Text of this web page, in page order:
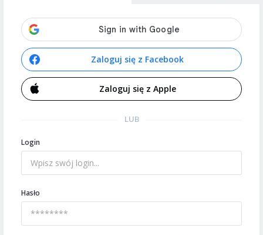
Zaloguj się z Facebook
Zaloguj się z Apple
LUB
Login
Hasło